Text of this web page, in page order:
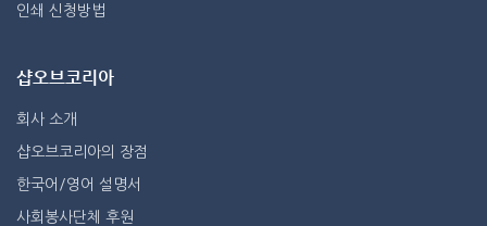
인쇄 신청방법
샵오브코리아
회사 소개
샵오브코리아의 장점
한국어/영어 설명서
사회봉사단체 후원